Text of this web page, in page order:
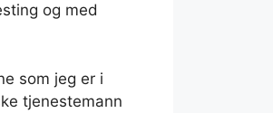
og med
som jeg er i
tjenestemann